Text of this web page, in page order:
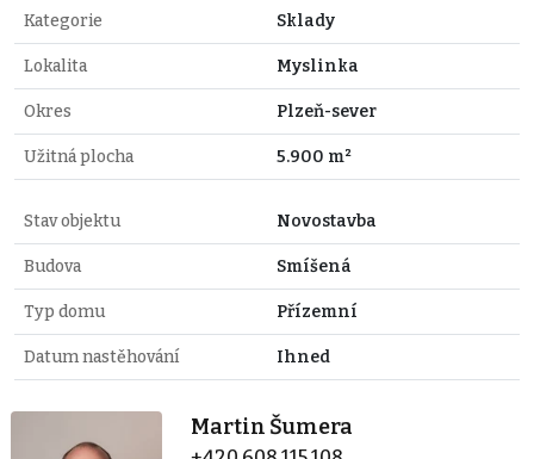
Kategorie Sklady
Lokalita Myslinka
Okres Plzeň-sever
Užitná plocha 5.900 m²
Stav objektu Novostavba
Budova Smíšená
Typ domu Přízemní
Datum nastěhování Ihned
Martin Šumera